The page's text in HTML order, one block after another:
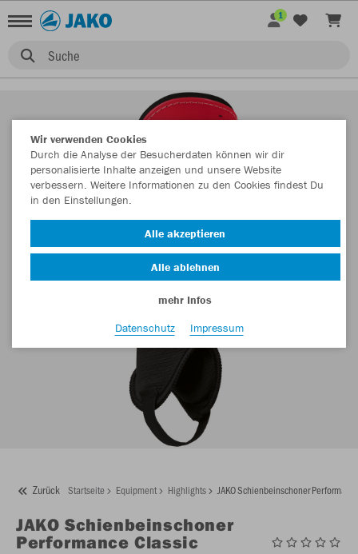
Suche
1
Zurück Startseite Equipment Highlights JAKO Schienbeinschoner
JAKO Schienbeinschoner
Performance Classic
Wir verwenden Cookies
Durch die Analyse der Besucherdaten können wir dir
personalisierte Inhalte anzeigen und unsere Website
verbessern. Weitere Informationen zu den Cookies findest Du
in den Einstellungen.
Alle akzeptieren
Alle ablehnen
mehr Infos
Datenschutz
Impressum